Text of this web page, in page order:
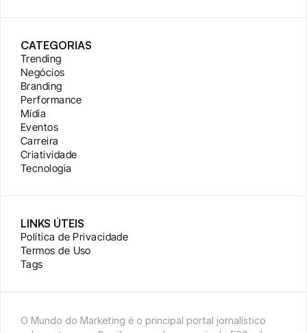
CATEGORIAS
Trending
Negócios
Branding
Performance
Mídia
Eventos
Carreira
Criatividade
Tecnologia
LINKS ÚTEIS
Política de Privacidade
Termos de Uso
Tags
O Mundo do Marketing é o principal portal jornalístico